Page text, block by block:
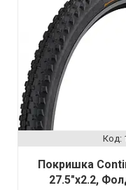
Покришка
27.5"x2.2,